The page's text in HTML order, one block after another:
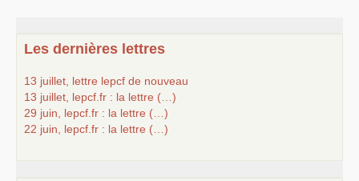
Les dernières lettres
13 juillet, lettre lepcf de nouveau
13 juillet, lepcf.fr : la lettre (…)
29 juin, lepcf.fr : la lettre (…)
22 juin, lepcf.fr : la lettre (…)